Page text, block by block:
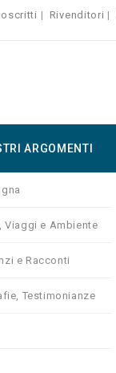
| Rivenditori |
ARGOMENTI
Viaggi e Ambiente
e Racconti
Testimonianze